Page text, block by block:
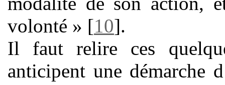
volonté » [10].
Il faut relire ces
anticipent une démarche